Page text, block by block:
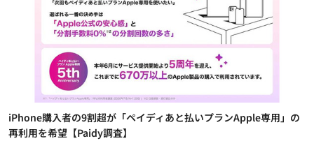
iPhone購入者の9割超が「ペイディあと払いプランApple専用」の
再利用を希望【Paidy調査】